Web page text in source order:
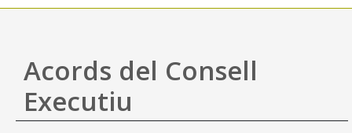
Utilitats
Ajuda
Acords del Consell
Executiu